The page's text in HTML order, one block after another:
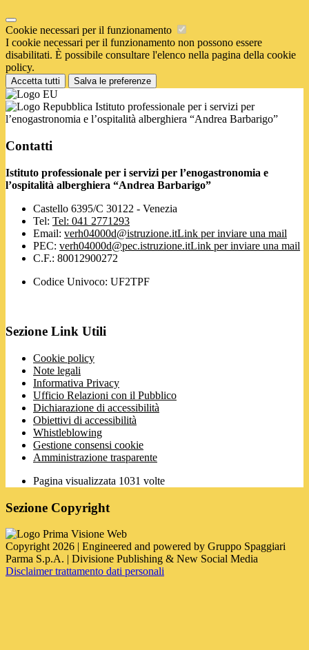
Cookie necessari per il funzionamento
I cookie necessari per il funzionamento non possono essere
disabilitati. È possibile consultare l'elenco nella pagina della cookie
policy.
Accetta tutti Salva le preferenze
Istituto professionale per i servizi per
l’enogastronomia e l’ospitalità alberghiera “Andrea Barbarigo”
Contatti
Istituto professionale per i servizi per l’enogastronomia e
l’ospitalità alberghiera “Andrea Barbarigo”
Castello 6395/C 30122 - Venezia
Tel: Tel: 041 2771293
Email: verh04000d@istruzione.itLink per inviare una mail
PEC: verh04000d@pec.istruzione.itLink per inviare una mail
C.F.: 80012900272
Codice Univoco: UF2TPF
Sezione Link Utili
Cookie policy
Note legali
Informativa Privacy
Ufficio Relazioni con il Pubblico
Dichiarazione di accessibilità
Obiettivi di accessibilità
Whistleblowing
Gestione consensi cookie
Amministrazione trasparente
Pagina visualizzata 1031 volte
Sezione Copyright
Copyright 2026 | Engineered and powered by Gruppo Spaggiari
Parma S.p.A. | Divisione Publishing & New Social Media
Disclaimer trattamento dati personali